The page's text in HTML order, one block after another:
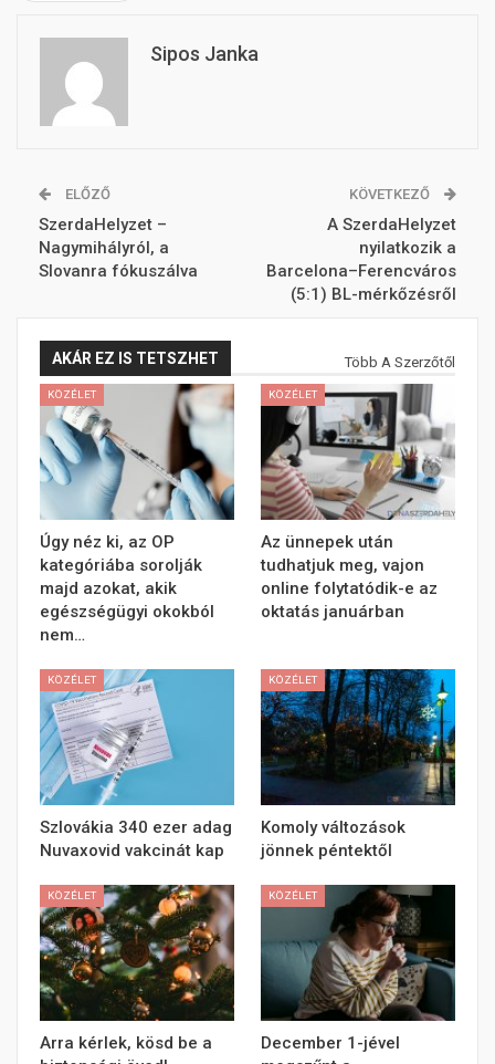
Sipos Janka
ELŐZŐ
SzerdaHelyzet –
Nagymihályról, a
Slovanra fókuszálva
KÖVETKEZŐ
A SzerdaHelyzet
nyilatkozik a
Barcelona–Ferencváros
(5:1) BL-mérkőzésről
AKÁR EZ IS TETSZHET Több A Szerzőtől
KÖZÉLET
Úgy néz ki, az OP
kategóriába sorolják
majd azokat, akik
egészségügyi okokból
nem…
KÖZÉLET
Az ünnepek után
tudhatjuk meg, vajon
online folytatódik-e az
oktatás januárban
KÖZÉLET
Szlovákia 340 ezer adag
Nuvaxovid vakcinát kap
KÖZÉLET
Komoly változások
jönnek péntektől
KÖZÉLET
Arra kérlek, kösd be a
KÖZÉLET
December 1-jével